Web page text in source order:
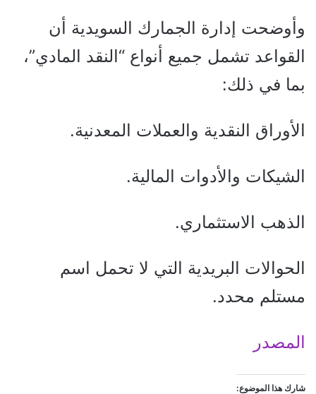
وأوضحت إدارة الجمارك السويدية أن
القواعد تشمل جميع أنواع “النقد المادي”،
بما في ذلك:
الأوراق النقدية والعملات المعدنية.
الشيكات والأدوات المالية.
الذهب الاستثماري.
الحوالات البريدية التي لا تحمل اسم
مستلم محدد.
المصدر
شارك هذا الموضوع: